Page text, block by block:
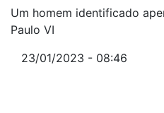
Um homem identificado
Paulo VI
23/01/2023 - 08:46